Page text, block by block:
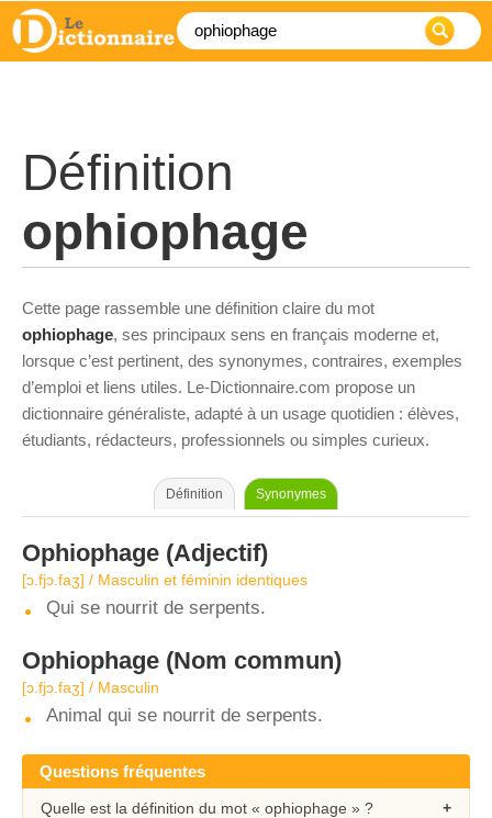
Définition
ophiophage
Cette page rassemble une définition claire du mot
ophiophage, ses principaux sens en français moderne et,
lorsque c’est pertinent, des synonymes, contraires, exemples
d’emploi et liens utiles. Le-Dictionnaire.com propose un
dictionnaire généraliste, adapté à un usage quotidien : élèves,
étudiants, rédacteurs, professionnels ou simples curieux.
Définition Synonymes
Ophiophage (Adjectif)
[ɔ.fjɔ.faʒ] / Masculin et féminin identiques
Qui se nourrit de serpents.
Ophiophage (Nom commun)
[ɔ.fjɔ.faʒ] / Masculin
Animal qui se nourrit de serpents.
Questions fréquentes
Quelle est la définition du mot « ophiophage » ?